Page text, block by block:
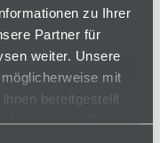
zu Ihrer
Partner für
weiter. Unsere
mit
bereitgestellt
Nutzung der Dienste
auf Anfrage
1